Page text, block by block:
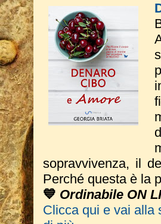
sopravvivenza, il
Perché questa è la
💙 Ordinabile ON
Clicca qui e vai alla